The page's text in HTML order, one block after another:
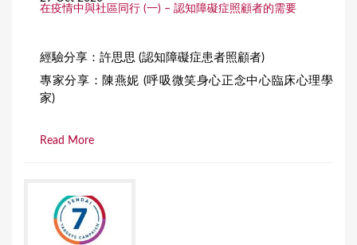
在疫情中與社區同行 (一) – 認知障礙症照顧者的需要
經驗分享：許思思 (認知障礙症患者照顧者)
專家分享：陳燕妮 (呼吸微笑身心正念中心臨床心理學
家)
Read More